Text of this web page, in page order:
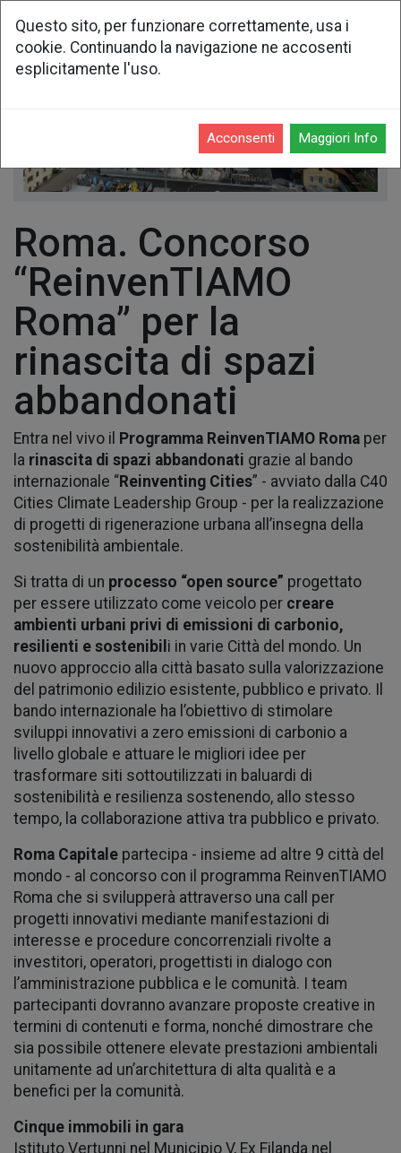
Roma. Concorso
“ReinvenTIAMO
Roma” per la
rinascita di spazi
abbandonati
Entra nel vivo il Programma ReinvenTIAMO Roma per
la rinascita di spazi abbandonati grazie al bando
internazionale “Reinventing Cities” - avviato dalla C40
Cities Climate Leadership Group - per la realizzazione
di progetti di rigenerazione urbana all’insegna della
sostenibilità ambientale.
Si tratta di un processo “open source” progettato
per essere utilizzato come veicolo per creare
ambienti urbani privi di emissioni di carbonio,
resilienti e sostenibil i in varie Città del mondo. Un
nuovo approccio alla città basato sulla valorizzazione
del patrimonio edilizio esistente, pubblico e privato. Il
bando internazionale ha l’obiettivo di stimolare
sviluppi innovativi a zero emissioni di carbonio a
livello globale e attuare le migliori idee per
trasformare siti sottoutilizzati in baluardi di
sostenibilità e resilienza sostenendo, allo stesso
tempo, la collaborazione attiva tra pubblico e privato.
Roma Capitale partecipa - insieme ad altre 9 città del
mondo - al concorso con il programma ReinvenTIAMO
Roma che si svilupperà attraverso una call per
progetti innovativi mediante manifestazioni di
interesse e procedure concorrenziali rivolte a
investitori, operatori, progettisti in dialogo con
l’amministrazione pubblica e le comunità. I team
partecipanti dovranno avanzare proposte creative in
termini di contenuti e forma, nonché dimostrare che
sia possibile ottenere elevate prestazioni ambientali
unitamente ad un’architettura di alta qualità e a
benefici per la comunità.
Cinque immobili in gara
Istituto Vertunni nel Municipio V, Ex Filanda nel
Questo sito, per funzionare correttamente, usa i
cookie. Continuando la navigazione ne accosenti
esplicitamente l'uso.
Acconsenti Maggiori Info